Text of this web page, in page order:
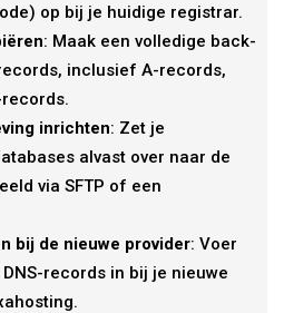
op bij je huidige registrar.
: Maak een volledige back-
inclusief A-records,
records.
inrichten: Zet je
alvast over naar de
via SFTP of een
bij de nieuwe provider: Voer
records in bij je nieuwe